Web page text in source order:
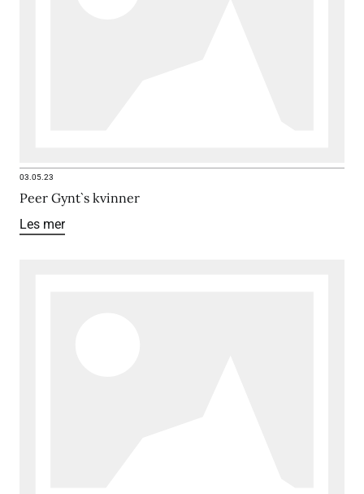
03.05.23
Peer Gynt`s kvinner
Les mer